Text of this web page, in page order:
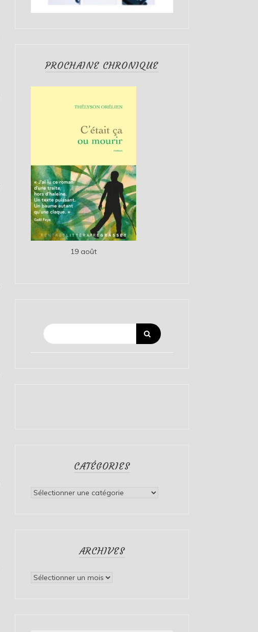
PROCHAINE CHRONIQUE
19 août
CATÉGORIES
Catégories
ARCHIVES
Archives